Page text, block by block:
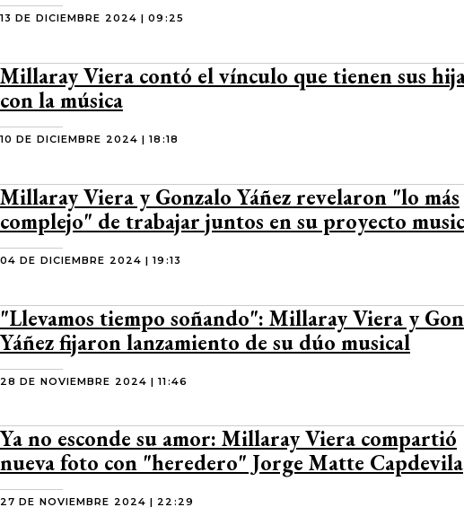
PUERTO MONTT
13 DE DICIEMBRE 2024 | 09:25
Millaray Viera contó el vínculo que tienen sus
con la música
10 DE DICIEMBRE 2024 | 18:18
Millaray Viera y Gonzalo Yáñez revelaron "lo más
complejo" de trabajar juntos en su proyecto
04 DE DICIEMBRE 2024 | 19:13
"Llevamos tiempo soñando": Millaray Viera y
Yáñez fijaron lanzamiento de su dúo musical
28 DE NOVIEMBRE 2024 | 11:46
Ya no esconde su amor: Millaray Viera compartió
nueva foto con "heredero" Jorge Matte Capdevila
27 DE NOVIEMBRE 2024 | 22:29